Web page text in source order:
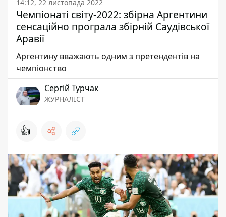
14:12, 22 листопада 2022
Чемпіонаті світу-2022: збірна Аргентини
сенсаційно програла збірній Саудівської
Аравії
Аргентину вважають одним з претендентів на
чемпіонство
Сергій Турчак
ЖУРНАЛІСТ
👍